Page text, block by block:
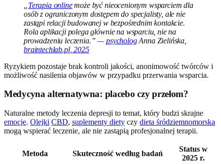
Terapia onlinemoże być nieocenionym wsparciem dla
osób z ograniczonym dostępem do specjalisty, ale nie
zastąpi relacji budowanej w bezpośrednim kontakcie.
Rola aplikacji polega głównie na wsparciu, nie na
prowadzeniu leczenia.” —psychologAnna Zielińska,
braintechlab.pl, 2025
Ryzykiem pozostaje brak kontroli jakości, anonimowość twórców i
możliwość nasilenia objawów w przypadku przerwania wsparcia.
Medycyna alternatywna: placebo czy przełom?
Naturalne metody leczenia depresji to temat, który budzi skrajne
emocje. Olejki CBD, suplementy diety czy dieta śródziemnomorska
mogą wspierać leczenie, ale nie zastąpią profesjonalnej terapii.
Metoda Skuteczność według badań
Status w
2025 r.